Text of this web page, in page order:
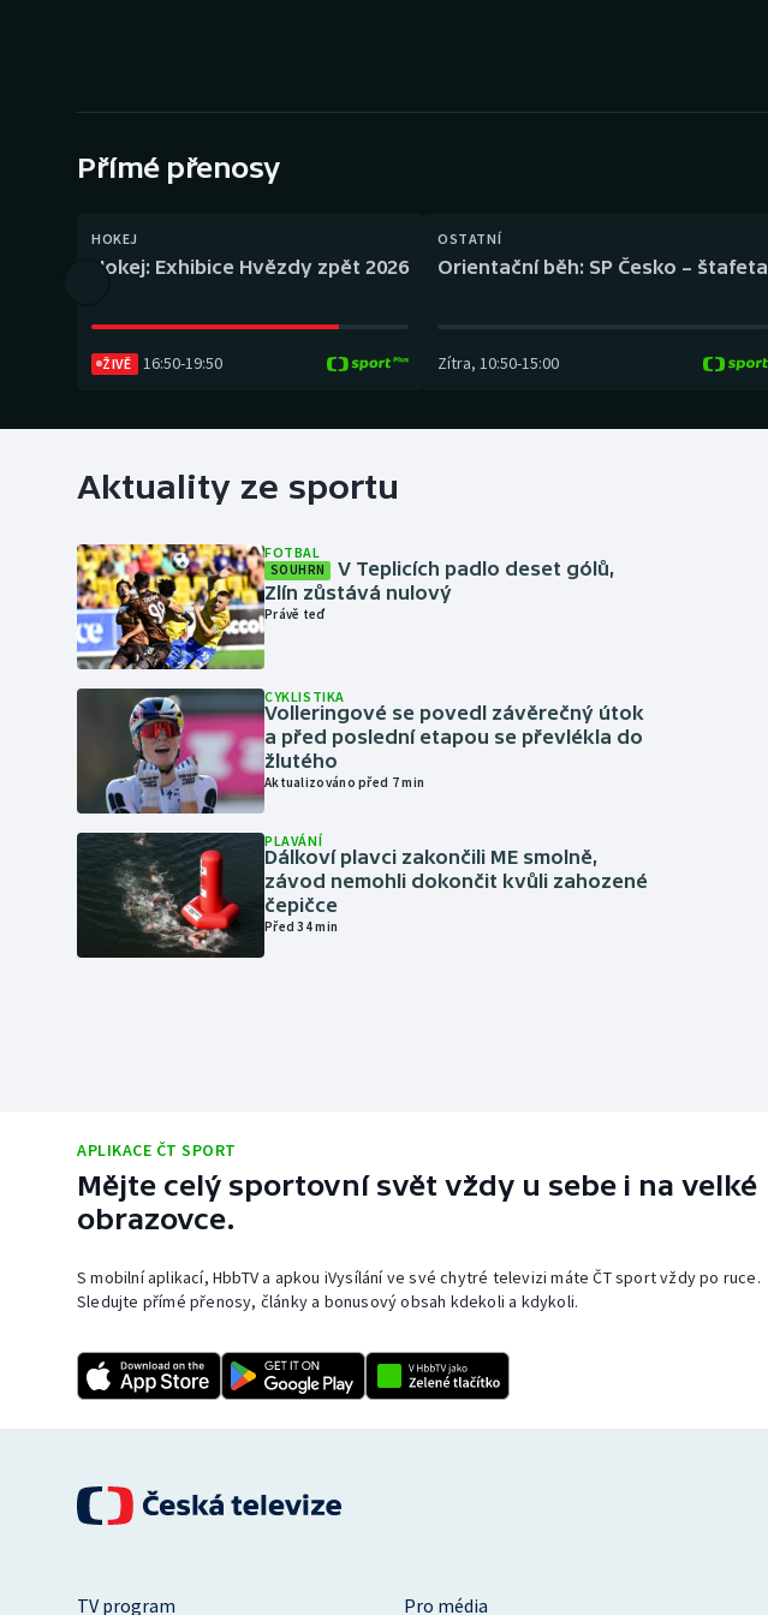
Přímé přenosy
HOKEJ
Hokej: Exhibice Hvězdy zpět 2026
ŽIVĚ 16:50-19:50
OSTATNÍ
Orientační běh: SP Česko – štafeta
Zítra, 10:50-15:00
Aktuality ze sportu
FOTBAL
SOUHRN
V Teplicích padlo deset gólů,
Zlín zůstává nulový
Právě teď
CYKLISTIKA
Volleringové se povedl závěrečný útok
a před poslední etapou se převlékla do
žlutého
Aktualizováno před 7 min
PLAVÁNÍ
Dálkoví plavci zakončili ME smolně,
závod nemohli dokončit kvůli zahozené
čepičce
Před 34 min
APLIKACE ČT SPORT
Mějte celý sportovní svět vždy u sebe i na velké
obrazovce.
S mobilní aplikací, HbbTV a apkou iVysílání ve své chytré televizi máte ČT sport vždy po ruce.
Sledujte přímé přenosy, články a bonusový obsah kdekoli a kdykoli.
TV program Pro média